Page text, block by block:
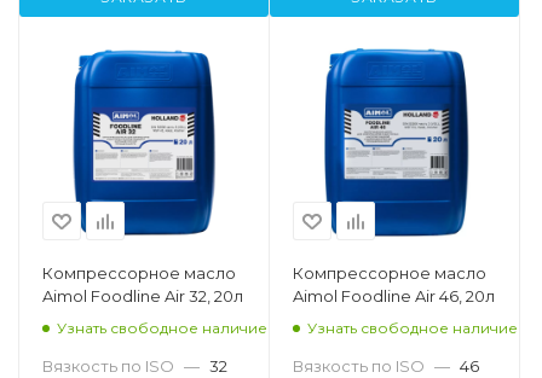
Компрессорное масло
Aimol Foodline Air 32, 20л
Узнать свободное наличие
Вязкость по ISO — 32
Компрессорное масло
Aimol Foodline Air 46, 20л
Узнать свободное наличие
Вязкость по ISO — 46